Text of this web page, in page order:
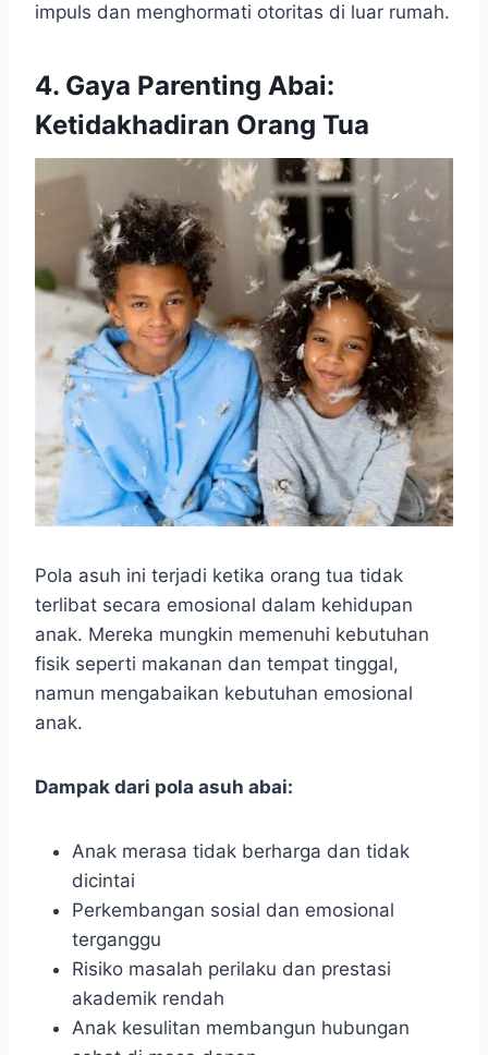
impuls dan menghormati otoritas di luar rumah.
4. Gaya Parenting Abai:
Ketidakhadiran Orang Tua
Pola asuh ini terjadi ketika orang tua tidak
terlibat secara emosional dalam kehidupan
anak. Mereka mungkin memenuhi kebutuhan
fisik seperti makanan dan tempat tinggal,
namun mengabaikan kebutuhan emosional
anak.
Dampak dari pola asuh abai:
Anak merasa tidak berharga dan tidak
dicintai
Perkembangan sosial dan emosional
terganggu
Risiko masalah perilaku dan prestasi
akademik rendah
Anak kesulitan membangun hubungan